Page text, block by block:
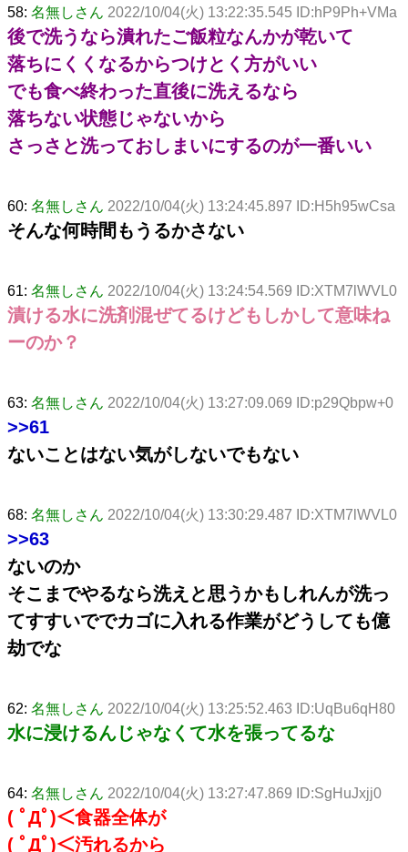
58: 名無しさん 2022/10/04(火) 13:22:35.545 ID:hP9Ph+VMa
後で洗うなら潰れたご飯粒なんかが乾いて
落ちにくくなるからつけとく方がいい
でも食べ終わった直後に洗えるなら
落ちない状態じゃないから
さっさと洗っておしまいにするのが一番いい
60: 名無しさん 2022/10/04(火) 13:24:45.897 ID:H5h95wCsa
そんな何時間もうるかさない
61: 名無しさん 2022/10/04(火) 13:24:54.569 ID:XTM7lWVL0
漬ける水に洗剤混ぜてるけどもしかして意味ね
ーのか？
63: 名無しさん 2022/10/04(火) 13:27:09.069 ID:p29Qbpw+0
>>61
ないことはない気がしないでもない
68: 名無しさん 2022/10/04(火) 13:30:29.487 ID:XTM7lWVL0
>>63
ないのか
そこまでやるなら洗えと思うかもしれんが洗っ
てすすいででカゴに入れる作業がどうしても億
劫でな
62: 名無しさん 2022/10/04(火) 13:25:52.463 ID:UqBu6qH80
水に浸けるんじゃなくて水を張ってるな
64: 名無しさん 2022/10/04(火) 13:27:47.869 ID:SgHuJxjj0
( ﾟДﾟ)＜食器全体が
( ﾟДﾟ)＜汚れるから